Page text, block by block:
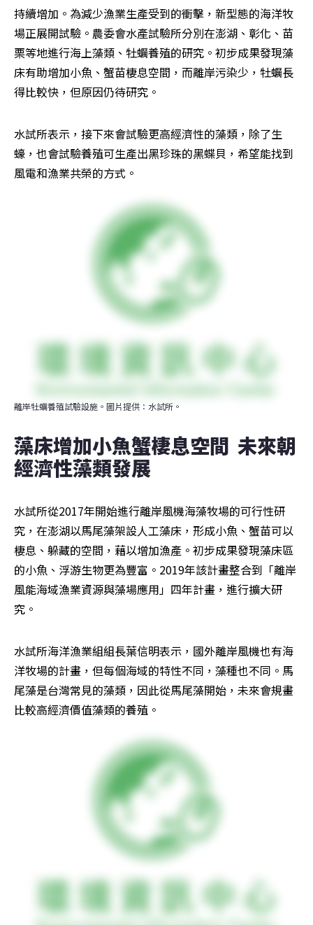
持續增加。為減少漁業生產受到的衝擊，新型態的海洋牧
場正展開試驗。農委會水產試驗所分別在澎湖、彰化、苗
栗等地進行海上藻類、牡蠣養殖的研究。初步成果發現藻
床有助增加小魚、蟹苗棲息空間，而離岸污染少，牡蠣長
得比較快，但原因仍待研究。
水試所表示，接下來會試驗更高經濟性的藻類，除了生
蠔，也會試驗養殖可生產出黑珍珠的黑蝶貝，希望能找到
風電和漁業共榮的方式。
離岸牡蠣養殖試驗設施。圖片提供：水試所。
藻床增加小魚蟹棲息空間  未來朝
經濟性藻類發展
水試所從2017年開始進行離岸風機海藻牧場的可行性研
究，在澎湖以馬尾藻架設人工藻床，形成小魚、蟹苗可以
棲息、躲藏的空間，藉以增加漁產。初步成果發現藻床區
的小魚、浮游生物更為豐富。2019年該計畫整合到「離岸
風能海域漁業資源與藻場應用」四年計畫，進行擴大研
究。
水試所海洋漁業組組長葉信明表示，國外離岸風機也有海
洋牧場的計畫，但每個海域的特性不同，藻種也不同。馬
尾藻是台灣常見的藻類，因此從馬尾藻開始，未來會規畫
比較高經濟價值藻類的養殖。